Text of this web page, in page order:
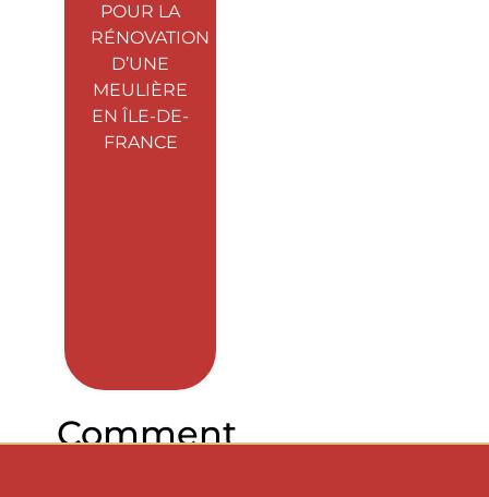
POUR LA
RÉNOVATION
D’UNE
MEULIÈRE
EN ÎLE-DE-
FRANCE
Comment